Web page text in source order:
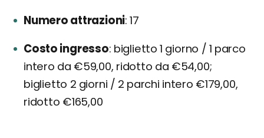
Numero attrazioni 17
Costo ingresso biglietto 1 giorno / 1 parco
intero da €59,00, ridotto da €54,00;
biglietto 2 giorni / 2 parchi intero €179,00,
ridotto €165,00